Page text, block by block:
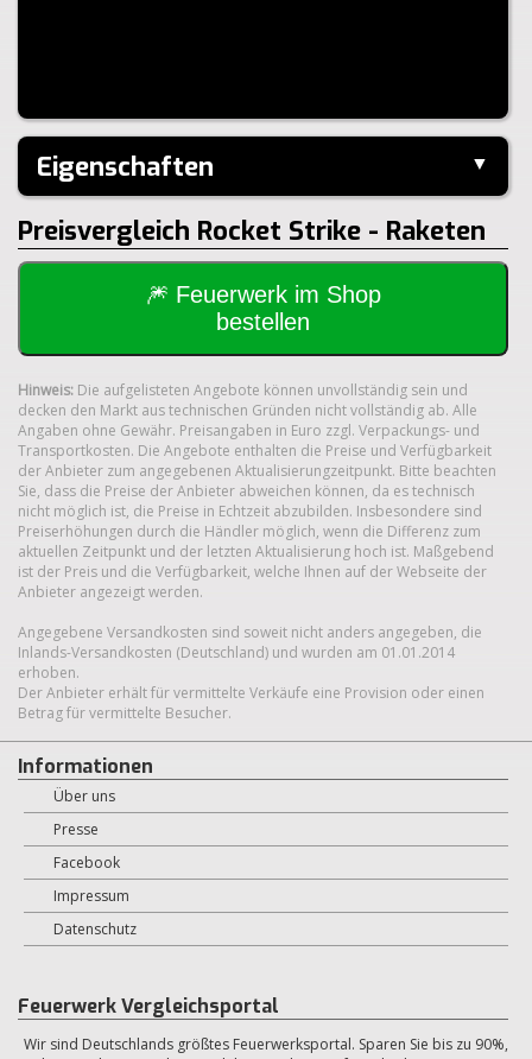
Eigenschaften ▼
Hersteller:
---
Klasse:
1.4G
Preisvergleich Rocket Strike - Raketen
🎆 Feuerwerk im Shop
bestellen
Hinweis: Die aufgelisteten Angebote können unvollständig sein und
decken den Markt aus technischen Gründen nicht vollständig ab. Alle
Angaben ohne Gewähr. Preisangaben in Euro zzgl. Verpackungs- und
Transportkosten. Die Angebote enthalten die Preise und Verfügbarkeit
der Anbieter zum angegebenen Aktualisierungzeitpunkt. Bitte beachten
Sie, dass die Preise der Anbieter abweichen können, da es technisch
nicht möglich ist, die Preise in Echtzeit abzubilden. Insbesondere sind
Preiserhöhungen durch die Händler möglich, wenn die Differenz zum
aktuellen Zeitpunkt und der letzten Aktualisierung hoch ist. Maßgebend
ist der Preis und die Verfügbarkeit, welche Ihnen auf der Webseite der
Anbieter angezeigt werden.
Angegebene Versandkosten sind soweit nicht anders angegeben, die
Inlands-Versandkosten (Deutschland) und wurden am 01.01.2014
erhoben.
Der Anbieter erhält für vermittelte Verkäufe eine Provision oder einen
Betrag für vermittelte Besucher.
Informationen
Über uns
Presse
Facebook
Impressum
Datenschutz
Feuerwerk Vergleichsportal
Wir sind Deutschlands größtes Feuerwerksportal. Sparen Sie bis zu 90%,